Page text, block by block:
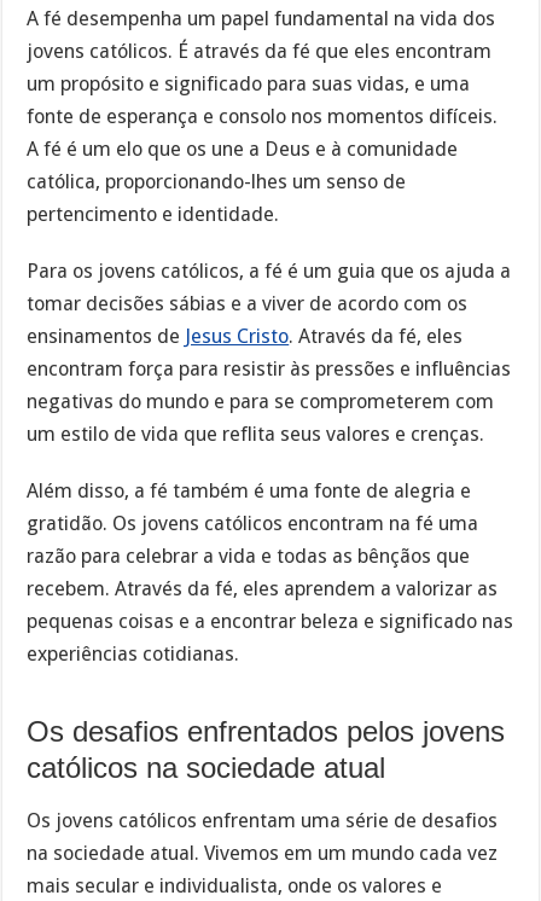
A fé desempenha um papel fundamental na vida dos
jovens católicos. É através da fé que eles encontram
um propósito e significado para suas vidas, e uma
fonte de esperança e consolo nos momentos difíceis.
A fé é um elo que os une a Deus e à comunidade
católica, proporcionando-lhes um senso de
pertencimento e identidade.
Para os jovens católicos, a fé é um guia que os ajuda a
tomar decisões sábias e a viver de acordo com os
ensinamentos de Jesus Cristo. Através da fé, eles
encontram força para resistir às pressões e influências
negativas do mundo e para se comprometerem com
um estilo de vida que reflita seus valores e crenças.
Além disso, a fé também é uma fonte de alegria e
gratidão. Os jovens católicos encontram na fé uma
razão para celebrar a vida e todas as bênçãos que
recebem. Através da fé, eles aprendem a valorizar as
pequenas coisas e a encontrar beleza e significado nas
experiências cotidianas.
Os desafios enfrentados pelos jovens
católicos na sociedade atual
Os jovens católicos enfrentam uma série de desafios
na sociedade atual. Vivemos em um mundo cada vez
mais secular e individualista, onde os valores e